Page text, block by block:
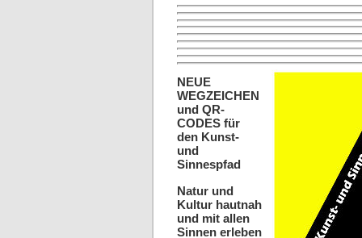
NEUE
WEGZEICHEN
und QR-
CODES für
den Kunst-
und
Sinnespfad
Natur und
Kultur hautnah
und mit allen
Sinnen erleben